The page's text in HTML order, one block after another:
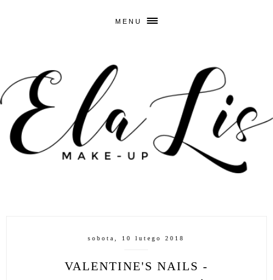
MENU
sobota, 10 lutego 2018
VALENTINE'S NAILS -